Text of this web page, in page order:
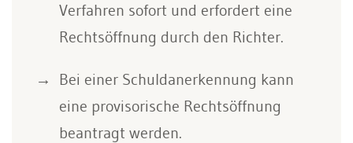
Verfahren sofort und erfordert eine
Rechtsöffnung durch den Richter.
Bei einer Schuldanerkennung kann
eine provisorische Rechtsöffnung
beantragt werden.